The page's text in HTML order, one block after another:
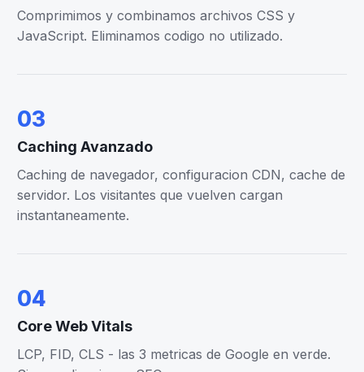
Comprimimos y combinamos archivos CSS y
JavaScript. Eliminamos codigo no utilizado.
03
Caching Avanzado
Caching de navegador, configuracion CDN, cache de
servidor. Los visitantes que vuelven cargan
instantaneamente.
04
Core Web Vitals
LCP, FID, CLS - las 3 metricas de Google en verde.